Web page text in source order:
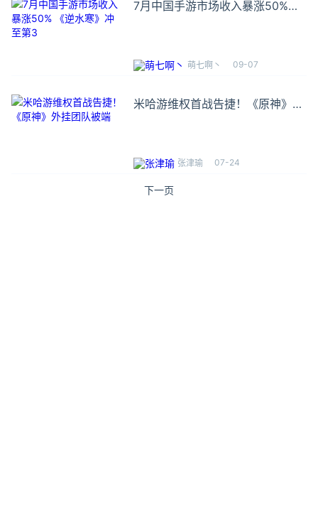
7月中国手游市场收入暴涨50%
萌七啊丶 09-07
米哈游维权首战告捷！《原神》外
张津瑜 07-24
下一页